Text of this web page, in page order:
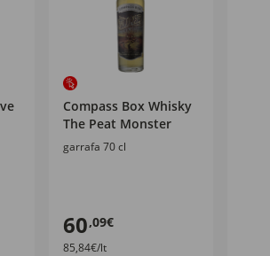
Compass Box Whisky
The Peat Monster
garrafa 70 cl
60,09€
85,84€/lt